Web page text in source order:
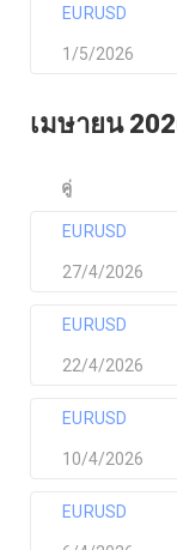
EURUSD
1/5/2026
เมษายน
คู่
EURUSD
27/4/2026
EURUSD
22/4/2026
EURUSD
10/4/2026
EURUSD